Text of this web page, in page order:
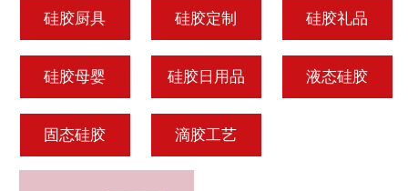
硅胶厨具 硅胶定制 硅胶礼品
硅胶母婴 硅胶日用品 液态硅胶
固态硅胶 滴胶工艺